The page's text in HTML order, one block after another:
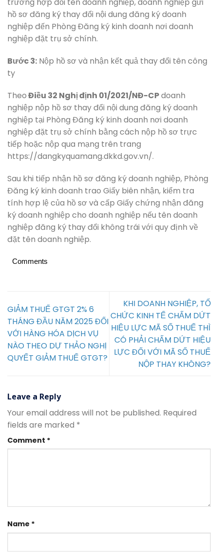
trường hợp đổi tên doanh nghiệp, doanh nghiệp gửi
hồ sơ đăng ký thay đổi nội dung đăng ký doanh
nghiệp đến Phòng Đăng ký kinh doanh nơi doanh
nghiệp đặt trụ sở chính.
Bước 3: Nộp hồ sơ và nhận kết quả thay đổi tên công
ty
TheoĐiều 32 Nghị định 01/2021/NĐ-CPdoanh
nghiệp nộp hồ sơ thay đổi nội dung đăng ký doanh
nghiệp tại Phòng Đăng ký kinh doanh nơi doanh
nghiệp đặt trụ sở chính bằng cách nộp hồ sơ trực
tiếp hoặc nộp qua mạng trên trang
https://dangkyquamang.dkkd.gov.vn/.
Sau khi tiếp nhận hồ sơ đăng ký doanh nghiệp, Phòng
Đăng ký kinh doanh trao Giấy biên nhận, kiểm tra
tính hợp lệ của hồ sơ và cấp Giấy chứng nhận đăng
ký doanh nghiệp cho doanh nghiệp nếu tên doanh
nghiệp đăng ký thay đổi không trái với quy định về
đặt tên doanh nghiệp.
Comments
GIẢM THUẾ GTGT 2% 6
THÁNG ĐẦU NĂM 2025 ĐỐI
VỚI HÀNG HÓA DỊCH VỤ
NÀO THEO DỰ THẢO NGHỊ
QUYẾT GIẢM THUẾ GTGT?
KHI DOANH NGHIỆP, TỔ
CHỨC KINH TẾ CHẤM DỨT
HIỆU LỰC MÃ SỐ THUẾ THÌ
CÓ PHẢI CHẤM DỨT HIỆU
LỰC ĐỐI VỚI MÃ SỐ THUẾ
NỘP THAY KHÔNG?
Leave a Reply
Your email address will not be published. Required
fields are marked *
Comment *
Name *